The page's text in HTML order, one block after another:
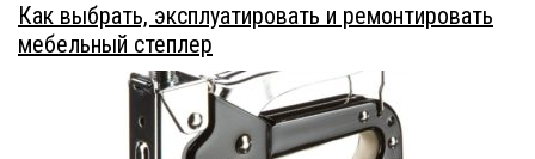
Как выбрать, эксплуатировать и ремонтировать
мебельный степлер